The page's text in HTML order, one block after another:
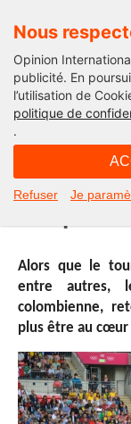
Nous
Opinion
publicité. En
l’utilisation de
politique de
.
Refuser Je
Opinion Sport
Le football
Alors que le
entre autres,
colombienne,
plus être au cœur